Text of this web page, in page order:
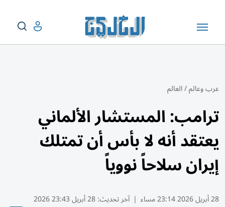
عرب وعالم/العالم
ترامب: المستشار الألماني
يعتقد أنه لا بأس أن تمتلك
إيران سلاحاً نووياً
28 أبريل 2026 23:14 مساء | آخر تحديث:28 أبريل 23:43 2026